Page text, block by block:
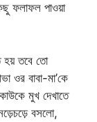
ফলাফল পাওয়া
হয় তবে তো
ওর বাবা-মা’কে
মুখ দেখাতে
বসলো,